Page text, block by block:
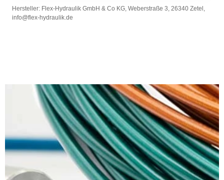
Hersteller: Flex-Hydraulik GmbH & Co KG, Weberstraße 3, 26340 Zetel,
info@flex-hydraulik.de